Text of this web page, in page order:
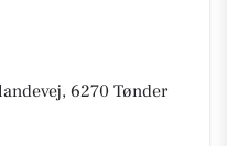
6270 Tønder